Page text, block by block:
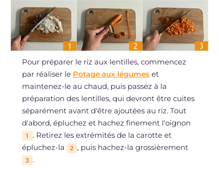
Pour préparer le riz aux lentilles, commencez
par réaliser le Potage aux légumeset
maintenez-le au chaud, puis passez à la
préparation des lentilles, qui devront être cuites
séparément avant d'être ajoutées au riz. Tout
d'abord, épluchez et hachez finement l'oignon
1
. Retirez les extrémités de la carotte et
épluchez-la
2 , puis hachez-la grossièrement
3 .